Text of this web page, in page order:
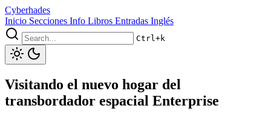
Cyberhades
Inicio Secciones Info Libros Entradas Inglés
Ctrl+k
Visitando el nuevo hogar del
transbordador espacial Enterprise